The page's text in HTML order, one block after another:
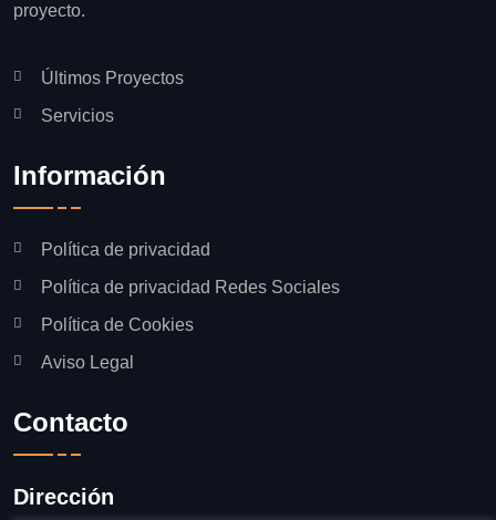
proyecto.
Últimos Proyectos
Servicios
Información
Política de privacidad
Política de privacidad Redes Sociales
Política de Cookies
Aviso Legal
Contacto
Dirección